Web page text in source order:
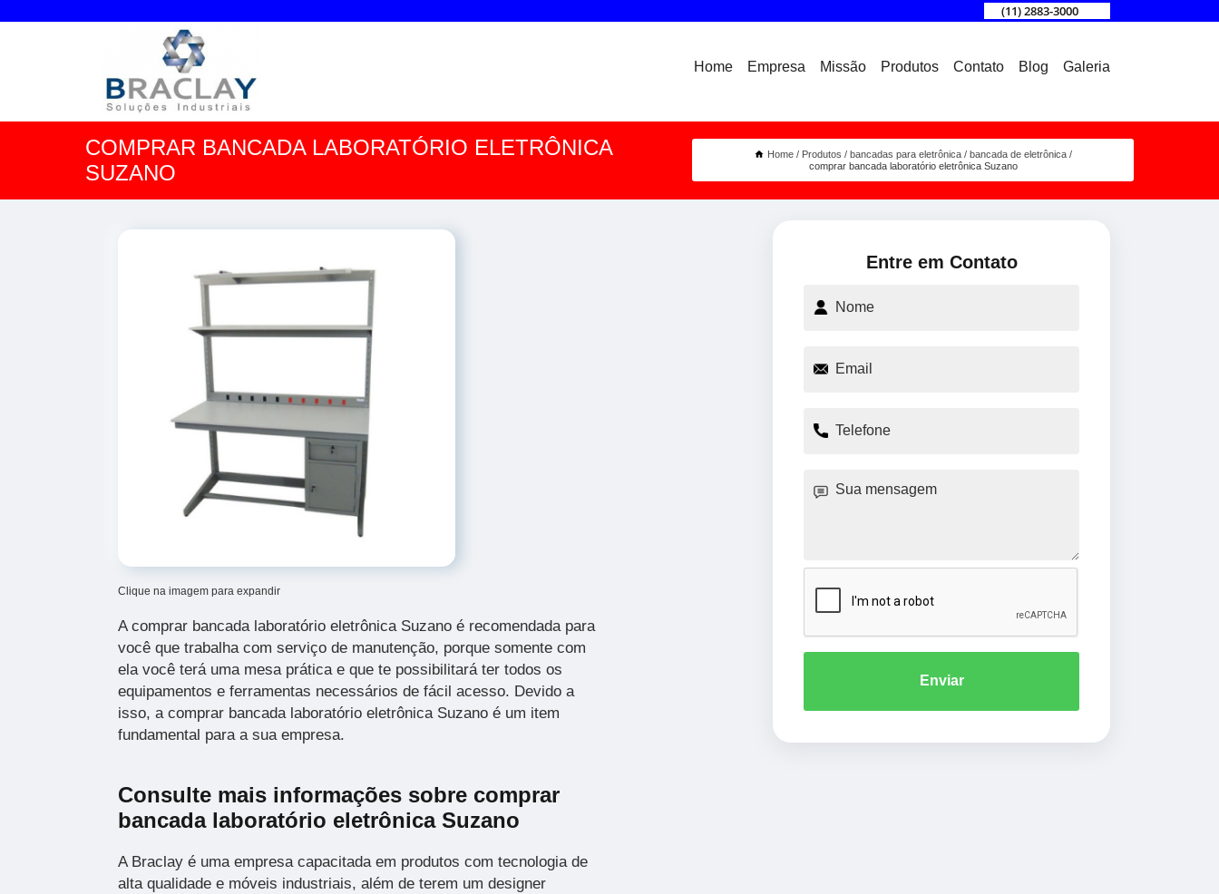
(11) 2883-3000
Home Empresa Missão Produtos Contato Blog Galeria
COMPRAR BANCADA LABORATÓRIO ELETRÔNICA
SUZANO
Home Produtos bancadas para eletrônica
bancada de eletrônica
comprar bancada laboratório eletrônica Suzano
Clique na imagem para expandir
A comprar bancada laboratório eletrônica Suzano é recomendada para
você que trabalha com serviço de manutenção, porque somente com
ela você terá uma mesa prática e que te possibilitará ter todos os
equipamentos e ferramentas necessários de fácil acesso. Devido a
isso, a comprar bancada laboratório eletrônica Suzano é um item
fundamental para a sua empresa.
Consulte mais informações sobre comprar
bancada laboratório eletrônica Suzano
A Braclay é uma empresa capacitada em produtos com tecnologia de
alta qualidade e móveis industriais, além de terem um designer
Entre em Contato
Enviar